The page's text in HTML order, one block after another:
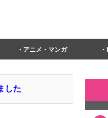
アニメ・マンガ
した